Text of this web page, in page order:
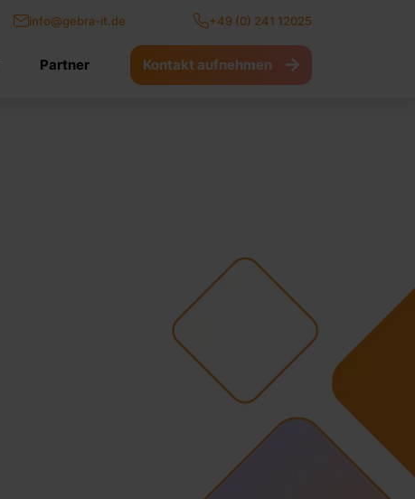
info@gebra-it.de +49 (0) 241 12025
Partner Kontakt aufnehmen